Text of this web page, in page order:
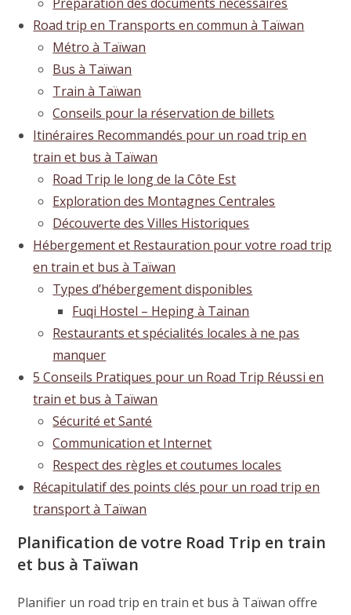
Préparation des documents nécessaires
Road trip en Transports en commun à Taïwan
Métro à Taïwan
Bus à Taïwan
Train à Taïwan
Conseils pour la réservation de billets
Itinéraires Recommandés pour un road trip en
train et bus à Taïwan
Road Trip le long de la Côte Est
Exploration des Montagnes Centrales
Découverte des Villes Historiques
Hébergement et Restauration pour votre road trip
en train et bus à Taïwan
Types d’hébergement disponibles
Fuqi Hostel – Heping à Tainan
Restaurants et spécialités locales à ne pas
manquer
5 Conseils Pratiques pour un Road Trip Réussi en
train et bus à Taïwan
Sécurité et Santé
Communication et Internet
Respect des règles et coutumes locales
Récapitulatif des points clés pour un road trip en
transport à Taïwan
Planification de votre Road Trip en train
et bus à Taïwan
Planifier un road trip en train et bus à Taïwan offre